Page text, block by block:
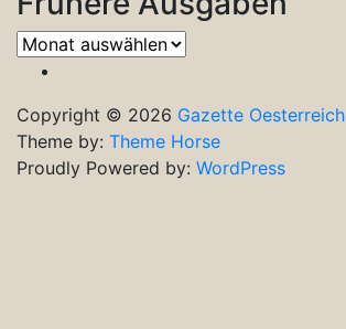
Frühere
Ausgaben
Copyright © 2026 Gazette Oesterreich
Theme by: Theme Horse
Proudly Powered by: WordPress